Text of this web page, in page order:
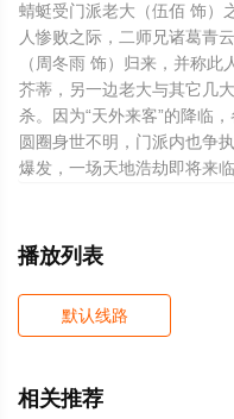
蜻蜓受门派老大（伍佰 饰）
人惨败之际，二师兄诸葛青
（周冬雨 饰）归来，并称
芥蒂，另一边老大与其它几
杀。因为“天外来客”的降临
圆圈身世不明，门派内也争
爆发，一场天地浩劫即将来临
播放列表
默认线路
相关推荐